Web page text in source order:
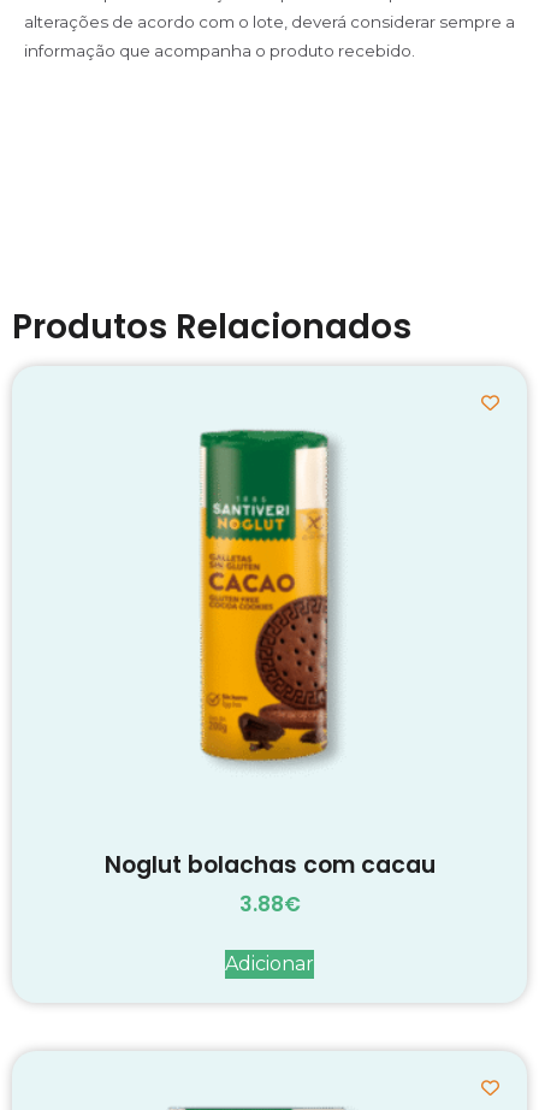
alterações de acordo com o lote, deverá considerar sempre a
informação que acompanha o produto recebido.
Produtos Relacionados
Noglut bolachas com cacau
3.88€
Adicionar